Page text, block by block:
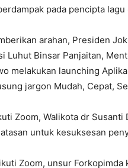
pada pencipta
arahan, Presiden
Luhut Binsar Panjaitan,
melakukan launching
jargon Mudah, Cepat,
Zoom, Walikota dr
untuk kesuksesan
Zoom, unsur